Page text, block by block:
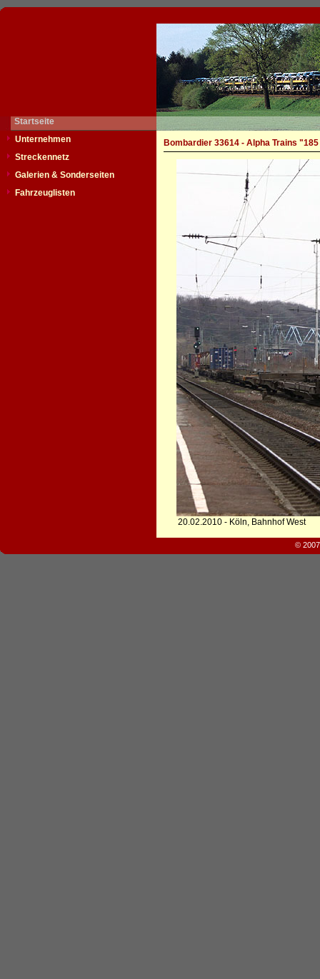
Startseite
Unternehmen
Streckennetz
Galerien & Sonderseiten
Fahrzeuglisten
Bombardier 33614 - Alpha Trains
20.02.2010 - Köln, Bahnhof West
©